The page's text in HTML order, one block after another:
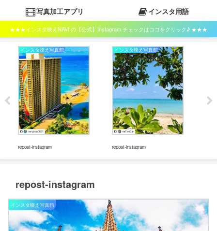
写真加工アプリ
インスタ用語
★★★インスタ映えNAVI の【公式】Instagram チェックはココをクリック♪ ★★★
インスタ映え写真館
repost-instagram
インスタ映え写真館
repost-instagram
repost-instagram
インスタ映え写真館